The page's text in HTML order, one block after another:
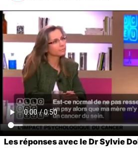
Les réponses avec le Dr Sylvie